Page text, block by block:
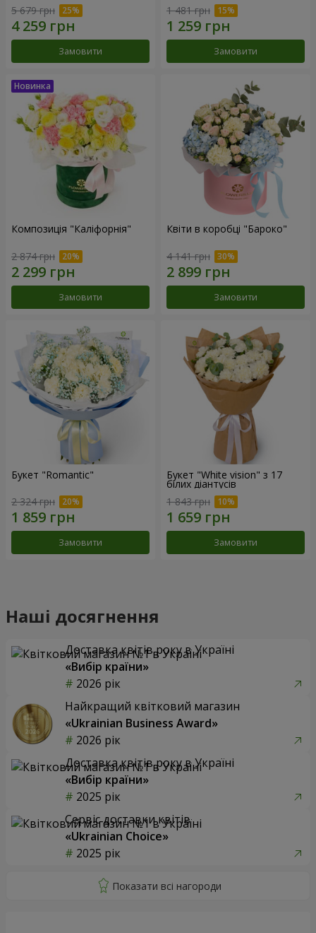
5 679 грн
Замовити
1 481 грн
Замовити
Композиція "Каліфорнія"
2 874 грн
Замовити
Квіти в коробці "Бароко"
4 141 грн
Замовити
Букет "Romantic"
2 324 грн
Замовити
Букет "White vision" з 17
білих діантусів
1 843 грн
Замовити
Наші досягнення
Доставка квітів року в Україні
«Вибір країни»
2026 рік
Найкращий квітковий магазин
«Ukrainian Business Award»
2026 рік
Доставка квітів року в Україні
«Вибір країни»
2025 рік
Сервіс доставки квітів
«Ukrainian Choice»
2025 рік